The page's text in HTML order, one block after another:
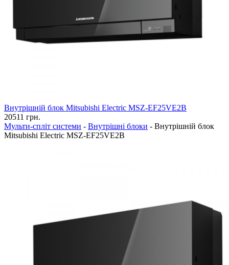
Внутрішній блок Mitsubishi Electric MSZ-EF25VE2B
20511 грн.
Мульти-спліт системи - Внутрішні блоки - Внутрішній блок
Mitsubishi Electric MSZ-EF25VE2B